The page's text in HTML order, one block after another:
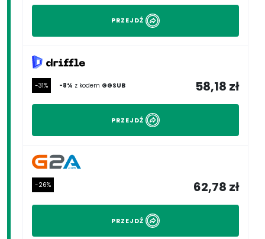
PRZEJDŹ
-31% -8% z kodem GGSUB 58,18 zł
PRZEJDŹ
-26% 62,78 zł
PRZEJDŹ